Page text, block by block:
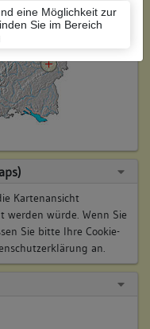
eine Möglichkeit zur
Sie im Bereich
Kartenansicht
werden würde. Wenn Sie
Sie bitte Ihre Cookie-
an.